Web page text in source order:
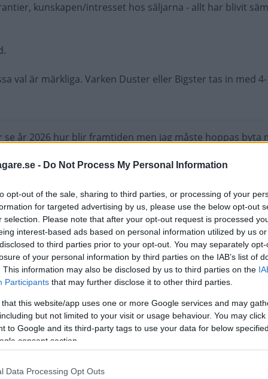
- Do Not Process My Personal Information
opt-out of the sale, sharing to third parties, or processing of your
for targeted advertising by us, please use the below opt-out
selection. Please note that after your opt-out request is processed
interest-based ads based on personal information utilized by us
to third parties prior to your opt-out. You may separately
of your personal information by third parties on the IAB’s list of
This information may also be disclosed by us to third parties on the
Participants that may further disclose it to other third parties.
that this website/app uses one or more Google services and may
but not limited to your visit or usage behaviour. You may
to Google and its third-party tags to use your data for below
consent section.
Data Processing Opt Outs
kunskapen/intresset hos säljarna - allt har blivit
val är märkliga. Varken Duster eller Bigster tas in med 4-
se år 2026 hur blir framtiden men jag måste hoppas byta
bil. Få bestämma vilken bilmärken är efter jag läser
Värld, Automotorsport och några del journalist tester
räckvidd, EU beslut ekonomi vad ska ha fossil
andrahandsvärde, nöjda ägar märke, låg ljudnivå,
låg ägandekostnad. Det ska bli spännande läsning på
en/detail/990314.html Dåvarande Astra
olika bilar. Men du verkar köpa vad journalisters
den färg som säljer mest.
gillar.